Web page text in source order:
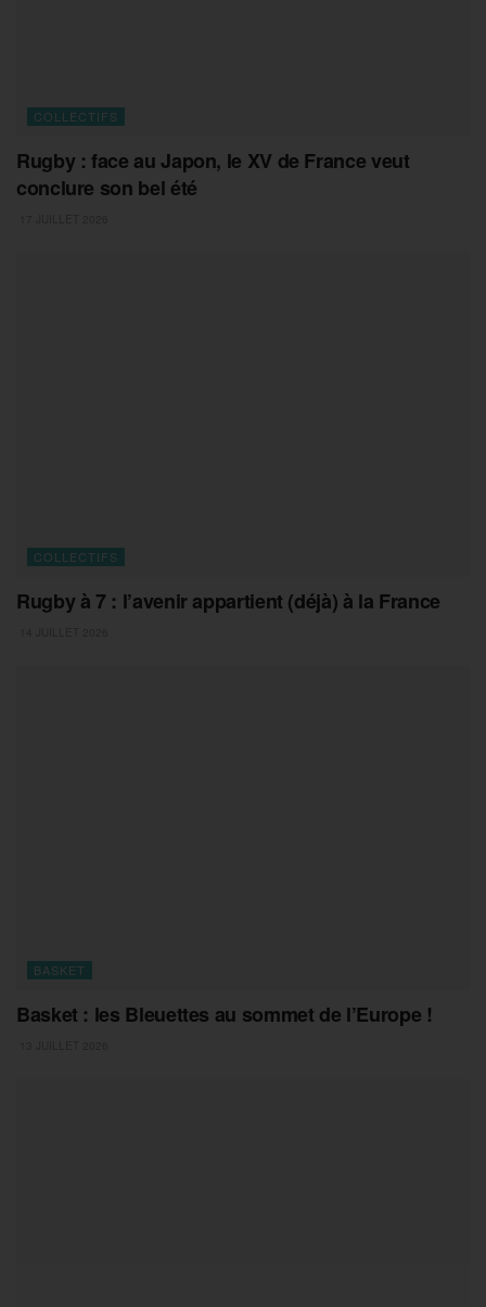
COLLECTIFS
Rugby : face au Japon, le XV de France veut
conclure son bel été
COLLECTIFS
Rugby à 7 : l’avenir appartient (déjà) à la France
BASKET
Basket : les Bleuettes au sommet de l’Europe !